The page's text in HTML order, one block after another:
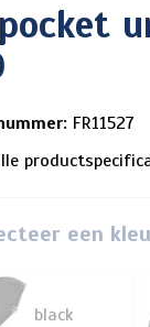
FR11527
een
black